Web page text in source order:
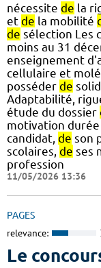
nécessite de la
et de la mobilité
de sélection Les
moins au 31
enseignement
cellulaire et
posséder de
Adaptabilité,
étude du dossier
motivation
candidat, de son
scolaires, de ses
profession
11/05/2026 13:36
PAGES
relevance:
Le